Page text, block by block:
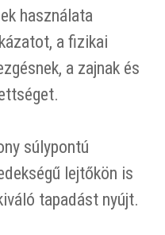
használata
a fizikai
a zajnak és
súlypontú
lejtőkön is
tapadást nyújt.